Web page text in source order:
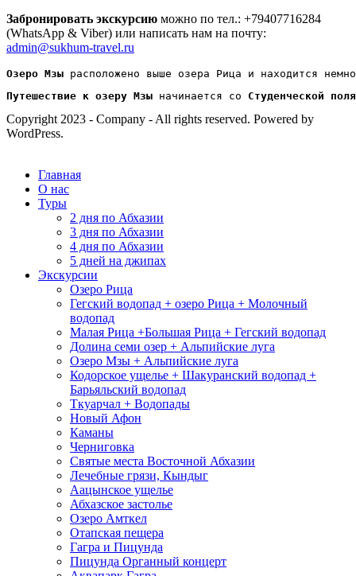
Забронировать экскурсию можно по тел.: +79407716284
(WhatsApp & Viber) или написать нам на почту:
admin@sukhum-travel.ru
Озеро Мзы расположено выше озера Рица и находится
Путешествие к озеру Мзы начинается со Студенческой
Copyright 2023 - Company - All rights reserved. Powered by
WordPress.
Главная
О нас
Туры
2 дня по Абхазии
3 дня по Абхазии
4 дня по Абхазии
5 дней на джипах
Экскурсии
Озеро Рица
Гегский водопад + озеро Рица + Молочный
водопад
Малая Рица +Большая Рица + Гегский водопад
Долина семи озер + Альпийские луга
Озеро Мзы + Альпийские луга
Кодорское ущелье + Шакуранский водопад +
Барьяльский водопад
Ткуарчал + Водопады
Новый Афон
Каманы
Черниговка
Святые места Восточной Абхазии
Лечебные грязи, Кындыг
Аацынское ущелье
Абхазское застолье
Озеро Амткел
Отапская пещера
Гагра и Пицунда
Пицунда Органный концерт